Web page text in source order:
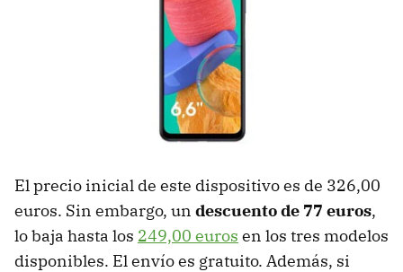
El precio inicial de este dispositivo es de 326,00
euros. Sin embargo, un descuento de 77 euros,
lo baja hasta los 249,00 euros en los tres modelos
disponibles. El envío es gratuito. Además, si